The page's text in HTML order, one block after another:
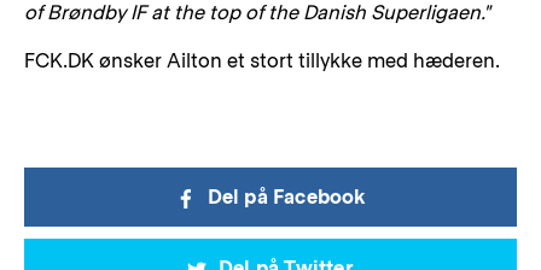
of Brøndby IF at the top of the Danish Superligaen."
FCK.DK ønsker Ailton et stort tillykke med hæderen.
Del på Facebook